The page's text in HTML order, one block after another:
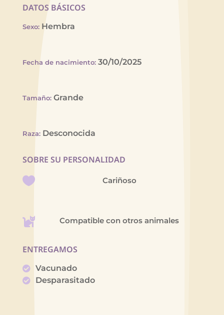
DATOS BÁSICOS
Sexo: Hembra
Fecha de nacimiento: 30/10/2025
Tamaño: Grande
Raza: Desconocida
SOBRE SU PERSONALIDAD
Cariñoso
Compatible con otros animales
ENTREGAMOS
Vacunado
Desparasitado